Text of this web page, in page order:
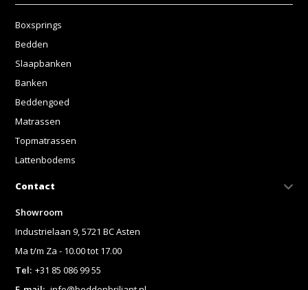
Boxsprings
Bedden
Slaapbanken
Banken
Beddengoed
Matrassen
Topmatrassen
Lattenbodems
Contact
Showroom
Industrielaan 9, 5721 BC Asten
Ma t/m Za - 10.00 tot 17.00
Tel: +31 85 086 99 55